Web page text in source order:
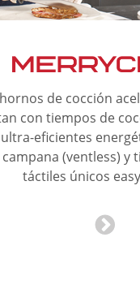
de cocción
con tiempos de
eficientes
campana (ventless) y
táctiles únicos